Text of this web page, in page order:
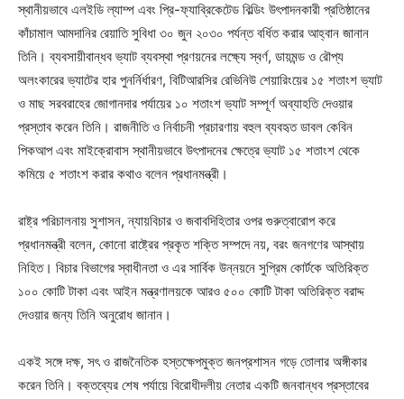
স্থানীয়ভাবে এলইডি ল্যাম্প এবং প্রি-ফ্যাব্রিকেটেড বিল্ডিং উৎপাদনকারী প্রতিষ্ঠানের
কাঁচামাল আমদানির রেয়াতি সুবিধা ৩০ জুন ২০৩০ পর্যন্ত বর্ধিত করার আহ্বান জানান
তিনি। ব্যবসায়ীবান্ধব ভ্যাট ব্যবস্থা প্রণয়নের লক্ষ্যে স্বর্ণ, ডায়মন্ড ও রৌপ্য
অলংকারের ভ্যাটের হার পুনর্নির্ধারণ, বিটিআরসির রেভিনিউ শেয়ারিংয়ের ১৫ শতাংশ ভ্যাট
ও মাছ সরবরাহের জোগানদার পর্যায়ের ১০ শতাংশ ভ্যাট সম্পূর্ণ অব্যাহতি দেওয়ার
প্রস্তাব করেন তিনি। রাজনীতি ও নির্বাচনী প্রচারণায় বহুল ব্যবহৃত ডাবল কেবিন
পিকআপ এবং মাইক্রোবাস স্থানীয়ভাবে উৎপাদনের ক্ষেত্রে ভ্যাট ১৫ শতাংশ থেকে
কমিয়ে ৫ শতাংশ করার কথাও বলেন প্রধানমন্ত্রী।
রাষ্ট্র পরিচালনায় সুশাসন, ন্যায়বিচার ও জবাবদিহিতার ওপর গুরুত্বারোপ করে
প্রধানমন্ত্রী বলেন, কোনো রাষ্ট্রের প্রকৃত শক্তি সম্পদে নয়, বরং জনগণের আস্থায়
নিহিত। বিচার বিভাগের স্বাধীনতা ও এর সার্বিক উন্নয়নে সুপ্রিম কোর্টকে অতিরিক্ত
১০০ কোটি টাকা এবং আইন মন্ত্রণালয়কে আরও ৫০০ কোটি টাকা অতিরিক্ত বরাদ্দ
দেওয়ার জন্য তিনি অনুরোধ জানান।
একই সঙ্গে দক্ষ, সৎ ও রাজনৈতিক হস্তক্ষেপমুক্ত জনপ্রশাসন গড়ে তোলার অঙ্গীকার
করেন তিনি। বক্তব্যের শেষ পর্যায়ে বিরোধীদলীয় নেতার একটি জনবান্ধব প্রস্তাবের